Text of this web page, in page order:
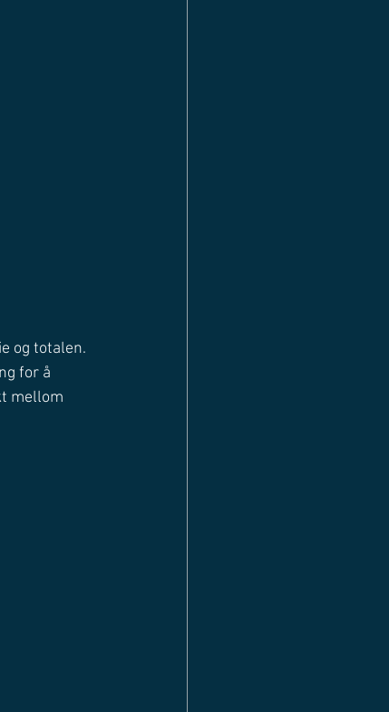
og totalen.
for å
mellom